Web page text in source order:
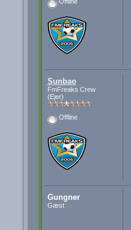
Offline
Sunbao
FmFreaks Crew
(Ejer)
Offline
Gungner
Gæst